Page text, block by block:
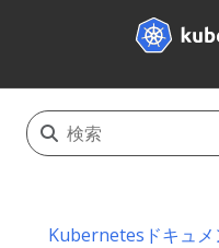
Kubernetesドキュメ